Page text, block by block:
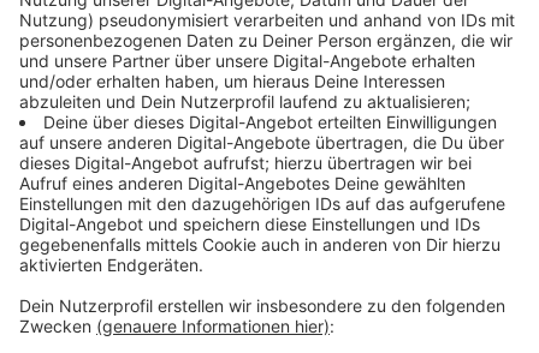
Standort für die neue Oper gefunden werden: So wie
jetzt an der Heine-Allee oder doch am Wehrhahn. 20
Architekturteams sollen Vorschläge für beide Orte
und ihre jeweilige Umgebung machen. - Ein neues
Gesicht bekommt bald auch der Heine-Platz vor dem
Carsch-Haus. Die Umgestaltung ist ebenfalls Thema
im Stadtrat. Unter anderem sind eine neue
Verkehrsführung und neue Bäume geplant, aber auch
ein umstrittener "Lichthof". - Veränderungen auch am
Kaufhof an der Kö: Hier soll das alte Parkhaus
nächstes Jahr abgerissen- und durch neue Büros und
Restaurants ersetzt werden.